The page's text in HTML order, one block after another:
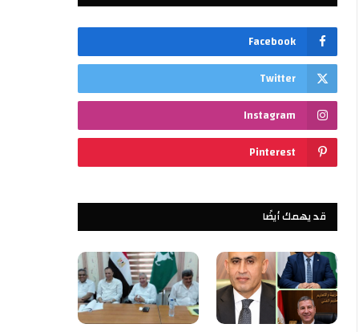
Facebook
Twitter
Instagram
Pinterest
قد يهمك أيضًا